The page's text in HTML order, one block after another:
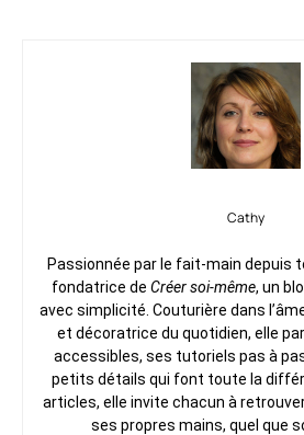
Cathy
Passionnée par le fait-main depuis
fondatrice de Créer soi-même, un
avec simplicité. Couturière dans
et décoratrice du quotidien, elle
accessibles, ses tutoriels pas à
petits détails qui font toute la
articles, elle invite chacun à
ses propres mains, quel que